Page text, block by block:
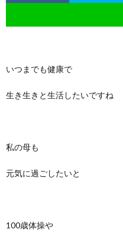
いつまでも健康で
生き生きと生活したいですね
私の母も
元気に過ごしたいと
100歳体操や